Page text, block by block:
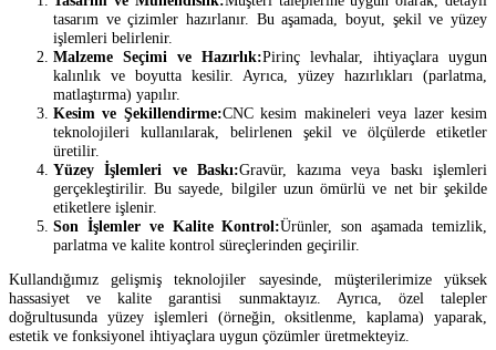
tasarım ve çizimler hazırlanır. Bu aşamada, boyut, şekil ve yüzey
işlemleri belirlenir.
Malzeme Seçimi ve Hazırlık:Pirinç levhalar, ihtiyaçlara uygun
kalınlık ve boyutta kesilir. Ayrıca, yüzey hazırlıkları (parlatma,
matlaştırma) yapılır.
Kesim ve Şekillendirme:CNC kesim makineleri veya lazer kesim
teknolojileri kullanılarak, belirlenen şekil ve ölçülerde etiketler
üretilir.
Yüzey İşlemleri ve Baskı:Gravür, kazıma veya baskı işlemleri
gerçekleştirilir. Bu sayede, bilgiler uzun ömürlü ve net bir şekilde
etiketlere işlenir.
Son İşlemler ve Kalite Kontrol:Ürünler, son aşamada temizlik,
parlatma ve kalite kontrol süreçlerinden geçirilir.
Kullandığımız gelişmiş teknolojiler sayesinde, müşterilerimize yüksek
hassasiyet ve kalite garantisi sunmaktayız. Ayrıca, özel talepler
doğrultusunda yüzey işlemleri (örneğin, oksitlenme, kaplama) yaparak,
estetik ve fonksiyonel ihtiyaçlara uygun çözümler üretmekteyiz.